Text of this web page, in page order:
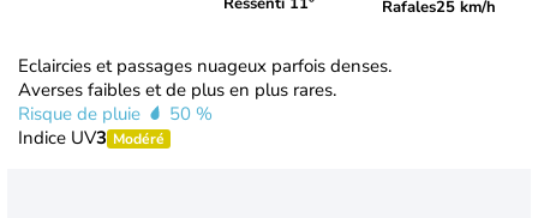
Rafales25 km/h
Eclaircies et passages nuageux parfois denses.
Averses faibles et de plus en plus rares.
Risque de pluie
50 %
Indice UV3 Modéré